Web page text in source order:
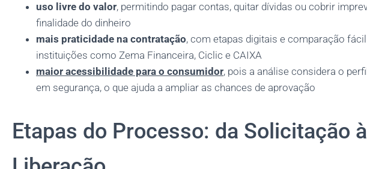
uso livre do valor, permitindo pagar contas, quitar dívidas ou cobrir
finalidade do dinheiro
mais praticidade na contratação, com etapas digitais e comparação
instituições como Zema Financeira, Ciclic e CAIXA
maior acessibilidade para o consumidor, pois a análise considera o
em segurança, o que ajuda a ampliar as chances de aprovação
Etapas do Processo: da Solicitação à